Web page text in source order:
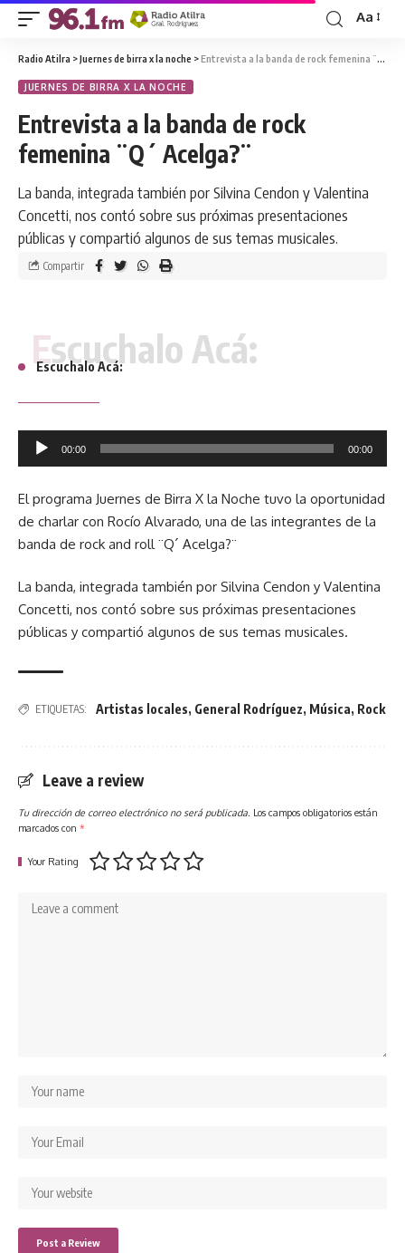
Aa
Radio Atilra >Juernes de birra x la noche >Entrevista a la banda de rock femenina ¨Q´ Acelga?¨
JUERNES DE BIRRA X LA NOCHE
Entrevista a la banda de rock
femenina ¨Q´ Acelga?¨
La banda, integrada también por Silvina Cendon y Valentina
Concetti, nos contó sobre sus próximas presentaciones
públicas y compartió algunos de sus temas musicales.
Compartir
Escuchalo Acá:
Escuchalo Acá:
Reproductor
de
00:00 00:00
El programa Juernes de Birra X la Noche tuvo la oportunidad
de charlar con Rocío Alvarado, una de las integrantes de la
banda de rock and roll ¨Q´ Acelga?¨
La banda, integrada también por Silvina Cendon y Valentina
Concetti, nos contó sobre sus próximas presentaciones
públicas y compartió algunos de sus temas musicales.
ETIQUETAS: Artistas locales, General Rodríguez, Música, Rock
Leave a review
Tu dirección de correo electrónico no será publicada. Los campos obligatorios están
marcados con *
Your Rating